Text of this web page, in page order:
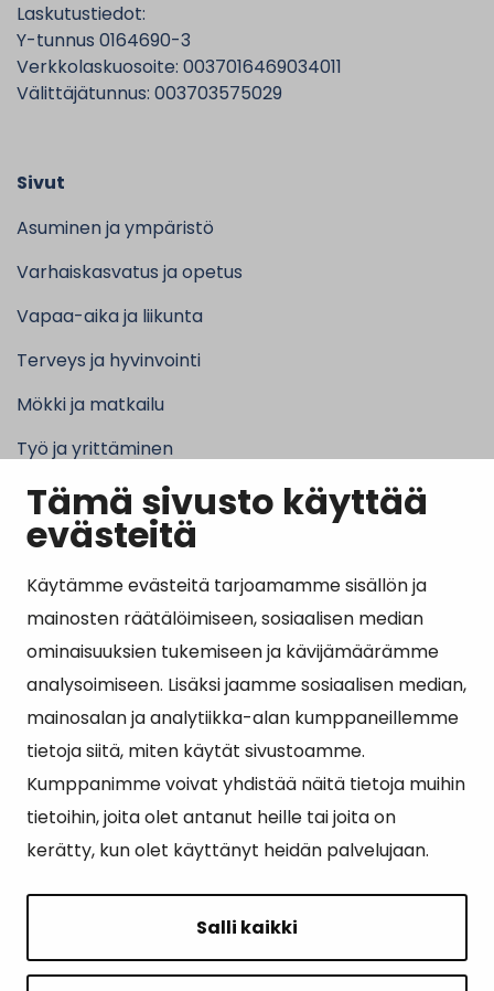
Tämä sivusto käyttää
evästeitä
Käytämme evästeitä tarjoamamme sisällön ja
mainosten räätälöimiseen, sosiaalisen median
ominaisuuksien tukemiseen ja kävijämäärämme
analysoimiseen. Lisäksi jaamme sosiaalisen median,
mainosalan ja analytiikka-alan kumppaneillemme
tietoja siitä, miten käytät sivustoamme.
Kumppanimme voivat yhdistää näitä tietoja muihin
tietoihin, joita olet antanut heille tai joita on
kerätty, kun olet käyttänyt heidän palvelujaan.
Salli kaikki
Laskutustiedot:
Y-tunnus 0164690-3
Verkkolaskuosoite: 0037016469034011
Välittäjätunnus: 003703575029
Sivut
Asuminen ja ympäristö
Varhaiskasvatus ja opetus
Vapaa-aika ja liikunta
Terveys ja hyvinvointi
Mökki ja matkailu
Työ ja yrittäminen
Kunta ja hallinto
Suosituimmat sivut
Esityslistat, pöytäkirjat, viranhaltijapäätökset ja
kuulutukset
Tietoa ja ohjeistusta koronavirukseen liittyen
Asiointipiste
Sähköinen asiointi
Yhteydenotto
Tilavaraus